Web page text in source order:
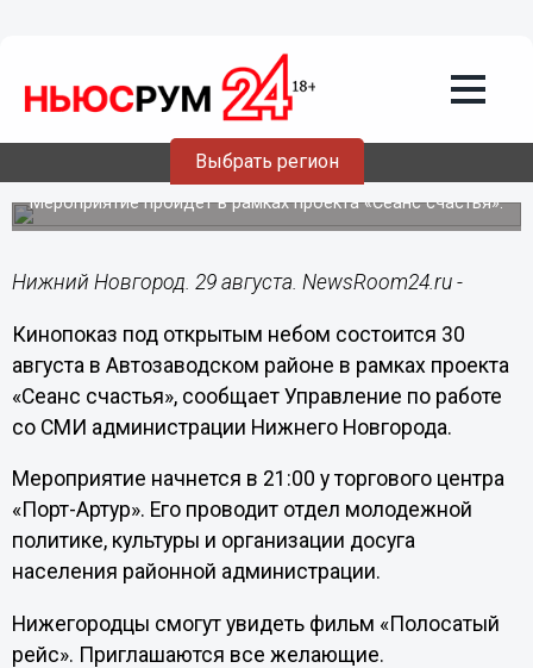
Выбрать регион
Кинопоказ под открытым небом
состоится 30 августа в Автозаводском
Мероприятие пройдет в рамках проекта «Сеанс счастья».
Нижний Новгород. 29 августа. NewsRoom24.ru -
Кинопоказ под открытым небом состоится 30
августа в Автозаводском районе в рамках проекта
«Сеанс счастья», сообщает Управление по работе
со СМИ администрации Нижнего Новгорода.
Мероприятие начнется в 21:00 у торгового центра
«Порт-Артур». Его проводит отдел молодежной
политике, культуры и организации досуга
населения районной администрации.
Нижегородцы смогут увидеть фильм «Полосатый
рейс». Приглашаются все желающие.